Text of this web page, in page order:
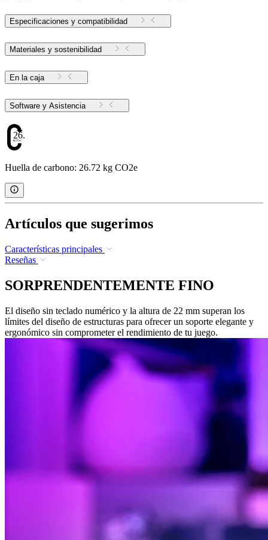
Especificaciones y compatibilidad
Materiales y sostenibilidad
En la caja
Software y Asistencia
26.72
Huella de carbono: 26.72 kg CO2e
Artículos que sugerimos
Características principales
Reseñas
SORPRENDENTEMENTE FINO
El diseño sin teclado numérico y la altura de 22 mm superan los
límites del diseño de estructuras para ofrecer un soporte elegante y
ergonómico sin comprometer el rendimiento de tu juego.